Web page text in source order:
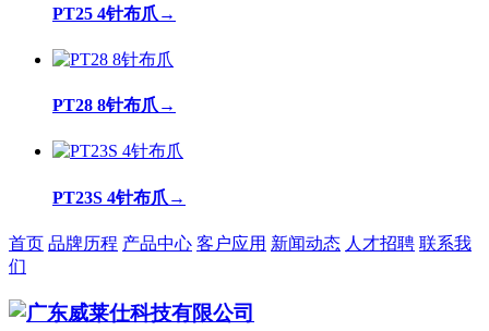
PT25 4针布爪 →
PT28 8针布爪 →
PT23S 4针布爪 →
首页 品牌历程 产品中心 客户应用 新闻动态 人才招聘 联系我
们